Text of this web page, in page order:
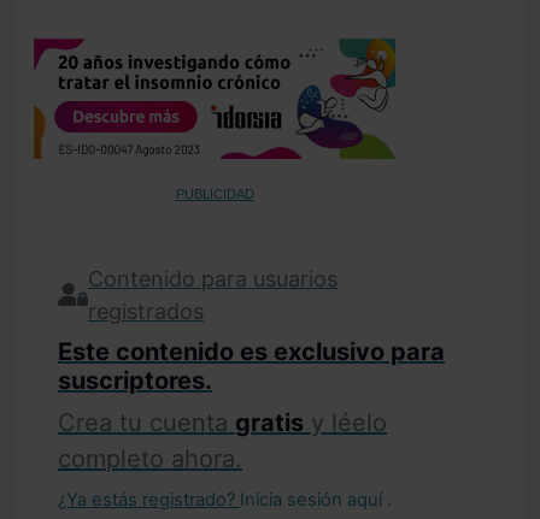
PUBLICIDAD
Contenido para usuarios
registrados
Este contenido es exclusivo para
suscriptores.
Crea tu cuenta gratis y léelo
completo ahora.
¿Ya estás registrado? Inicia sesión aquí .